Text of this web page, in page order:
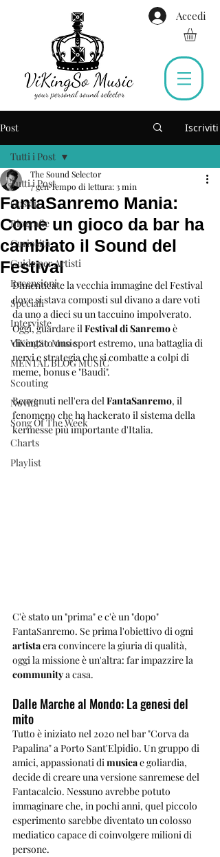
Accedi
Post Iscriviti
Tutti i Post
Gossip
Biografie
Curiosità
Guide per Artisti
Recensioni
Speciali
Interviste
ViKingSo Music
MENTAL BLOG MUSIC
Scouting
Novità
Song Of The Week
Charts
Playlist
Tutti i Post
FantaSanremo Mania:
Come un gioco da bar ha
cambiato il Sound del
Festival
The Sound Selector
7 genTempo di lettura: 3 min
Dimenticate la vecchia immagine del Festival
dove si stava composti sul divano a dare voti
da uno a dieci su un taccuino impolverato.
Oggi, guardare il Festival di Sanremo è
diventato uno sport estremo, una battaglia di
nervi e strategia che si combatte a colpi di
meme, bonus e "Baudi".
Benvenuti nell'era del FantaSanremo, il
fenomeno che ha hackerato il sistema della
kermesse più importante d'Italia.
C'è stato un "prima" e c'è un "dopo"
FantaSanremo. Se prima l'obiettivo di ogni
artista era convincere la giuria di qualità,
oggi la missione è un'altra: far impazzire la
community a casa.
Dalle Marche al Mondo: La genesi del
mito
Tutto è iniziato nel 2020 nel bar "Corva da
Papalina" a Porto Sant'Elpidio. Un gruppo di
amici, appassionati di musica e goliardia,
decide di creare una versione sanremese del
Fantacalcio. Nessuno avrebbe potuto
immaginare che, in pochi anni, quel piccolo
esperimento sarebbe diventato un colosso
mediatico capace di coinvolgere milioni di
persone.